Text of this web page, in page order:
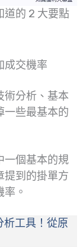
道的 2 大要點
成交機率
術分析、基本
一些最基本的
一個基本的規
提到的掛單方
。
析工具！從原